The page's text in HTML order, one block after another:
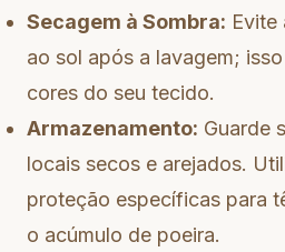
Secagem à Sombra: Evite
ao sol após a lavagem;
cores do seu tecido.
Armazenamento: Guarde
locais secos e arejados.
proteção específicas para
o acúmulo de poeira.